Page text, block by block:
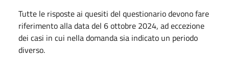
Tutte le risposte ai quesiti del questionario devono fare
riferimento alla data del 6 ottobre 2024, ad eccezione
dei casi in cui nella domanda sia indicato un periodo
diverso.